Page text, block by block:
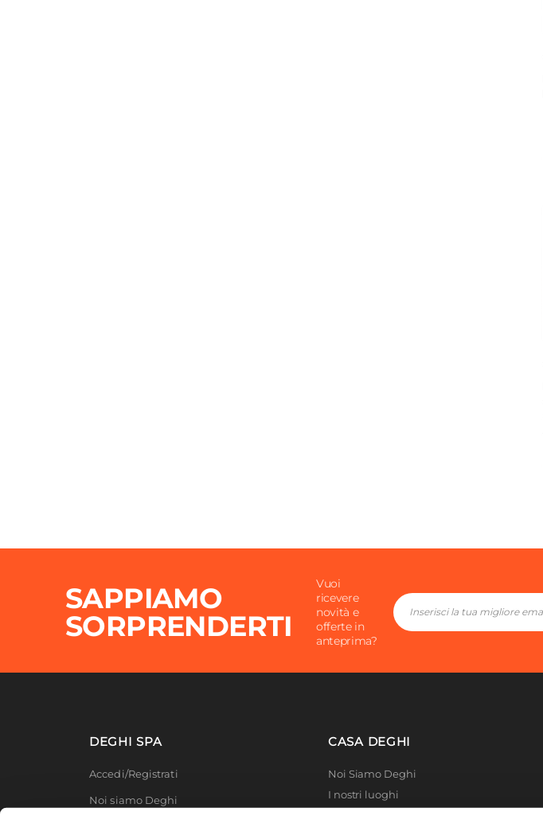
SAPPIAMO
SORPRENDERTI
Vuoi
ricevere
novità e
offerte in
anteprima?
DEGHI SPA
Accedi/Registrati
Noi siamo Deghi
CASA DEGHI
Noi Siamo Deghi
I nostri luoghi